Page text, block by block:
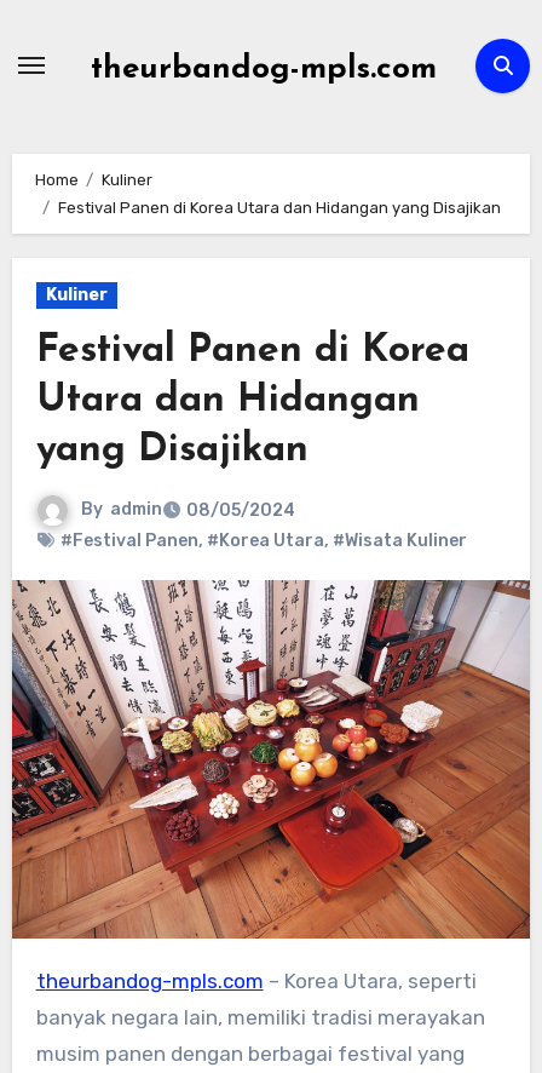
theurbandog-mpls.com
Home
Kuliner
Festival Panen di Korea Utara dan Hidangan yang Disajikan
Kuliner
Festival Panen di Korea
Utara dan Hidangan
yang Disajikan
By admin
08/05/2024
#Festival Panen, #Korea Utara, #Wisata Kuliner
theurbandog-mpls.com – Korea Utara, seperti
banyak negara lain, memiliki tradisi merayakan
musim panen dengan berbagai festival yang